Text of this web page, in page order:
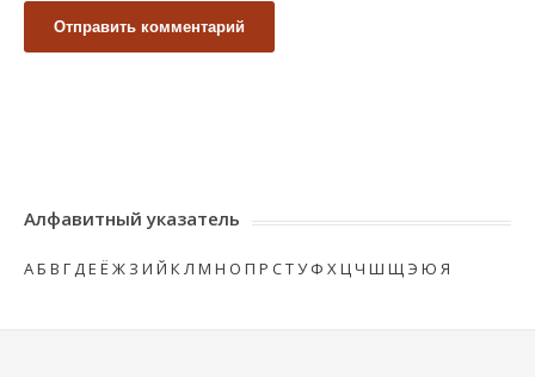
Алфавитный указатель
АБ В ГДЕ Ё Ж З И Й КЛ М Н О П Р СТУ Ф ХЦЧ Ш Щ Э Ю Я